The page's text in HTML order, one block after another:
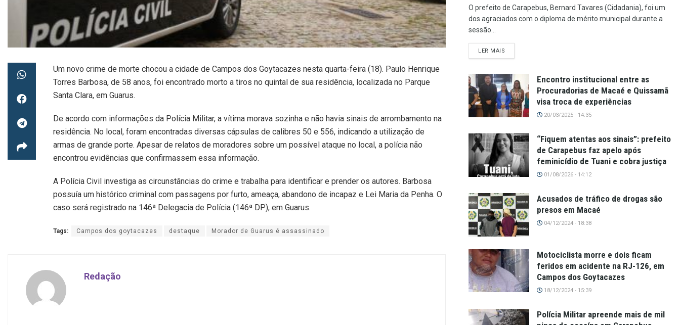
Um novo crime de morte chocou a cidade de Campos dos Goytacazes nesta quarta-feira (18). Paulo Henrique
Torres Barbosa, de 58 anos, foi encontrado morto a tiros no quintal de sua residência, localizada no Parque
Santa Clara, em Guarus.
De acordo com informações da Polícia Militar, a vítima morava sozinha e não havia sinais de arrombamento na
residência. No local, foram encontradas diversas cápsulas de calibres 50 e 556, indicando a utilização de
armas de grande porte. Apesar de relatos de moradores sobre um possível ataque no local, a polícia não
encontrou evidências que confirmassem essa informação.
A Polícia Civil investiga as circunstâncias do crime e trabalha para identificar e prender os autores. Barbosa
possuía um histórico criminal com passagens por furto, ameaça, abandono de incapaz e Lei Maria da Penha. O
caso será registrado na 146ª Delegacia de Polícia (146ª DP), em Guarus.
Tags: Campos dos goytacazes destaque Morador de Guarus é assassinado
Redação
O prefeito de Carapebus, Bernard Tavares (Cidadania), foi um
dos agraciados com o diploma de mérito municipal durante a
sessão...
LER MAIS
Encontro institucional entre as
Procuradorias de Macaé e Quissamã
visa troca de experiências
20/03/2025 - 14:35
“Fiquem atentas aos sinais”: prefeito
de Carapebus faz apelo após
feminicídio de Tuani e cobra justiça
01/08/2026 - 14:12
Acusados de tráfico de drogas são
presos em Macaé
04/12/2024 - 18:38
Motociclista morre e dois ficam
feridos em acidente na RJ-126, em
Campos dos Goytacazes
18/12/2024 - 15:39
Polícia Militar apreende mais de mil